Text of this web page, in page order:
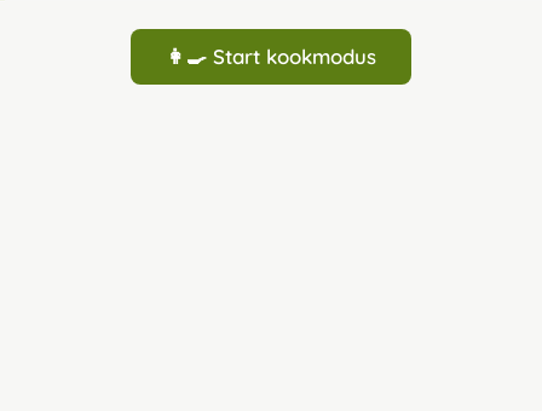
👩‍🍳 Start kookmodus